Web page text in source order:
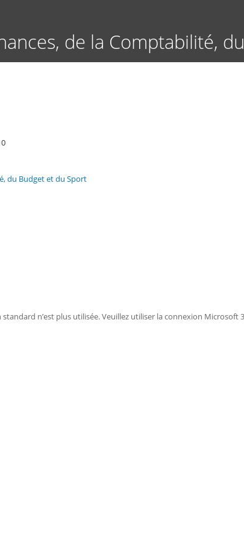
de la Comptabilité,
du Budget et du Sport
n’est plus utilisée. Veuillez utiliser la connexion Microsoft